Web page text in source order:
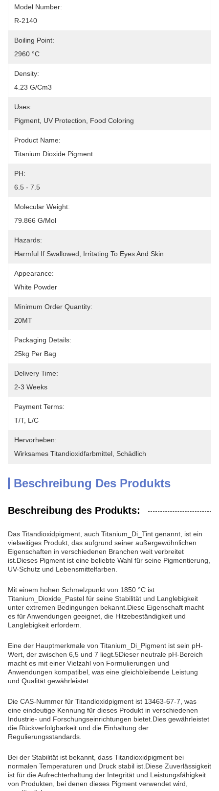
Model Number:
R-2140
Boiling Point:
2960 °C
Density:
4.23 G/cm3
Uses:
Pigment, UV Protection, Food Coloring
Product Name:
Titanium Dioxide Pigment
PH:
6.5 - 7.5
Molecular Weight:
79.866 G/mol
Hazards:
Harmful If Swallowed, Irritating To Eyes And Skin
Appearance:
White Powder
Minimum Order Quantity:
20MT
Packaging Details:
25kg Per Bag
Delivery Time:
2-3 Weeks
Payment Terms:
T/T, L/C
Hervorheben:
Wirksames Titandioxidfarbmittel Schädlich
Beschreibung Des Produkts
Beschreibung des Produkts:
Das Titandioxidpigment, auch Titanium_Di_Tint genannt, ist ein
vielseitiges Produkt, das aufgrund seiner außergewöhnlichen
Eigenschaften in verschiedenen Branchen weit verbreitet
ist.Dieses Pigment ist eine beliebte Wahl für seine Pigmentierung,
UV-Schutz und Lebensmittelfarben.
Mit einem hohen Schmelzpunkt von 1850 °C ist
Titanium_Dioxide_Pastel für seine Stabilität und Langlebigkeit
unter extremen Bedingungen bekannt.Diese Eigenschaft macht
es für Anwendungen geeignet, die Hitzebeständigkeit und
Langlebigkeit erfordern.
Eine der Hauptmerkmale von Titanium_Di_Pigment ist sein pH-
Wert, der zwischen 6,5 und 7 liegt.5Dieser neutrale pH-Bereich
macht es mit einer Vielzahl von Formulierungen und
Anwendungen kompatibel, was eine gleichbleibende Leistung
und Qualität gewährleistet.
Die CAS-Nummer für Titandioxidpigment ist 13463-67-7, was
eine eindeutige Kennung für dieses Produkt in verschiedenen
Industrie- und Forschungseinrichtungen bietet.Dies gewährleistet
die Rückverfolgbarkeit und die Einhaltung der
Regulierungsstandards.
Bei der Stabilität ist bekannt, dass Titandioxidpigment bei
normalen Temperaturen und Druck stabil ist.Diese Zuverlässigkeit
ist für die Aufrechterhaltung der Integrität und Leistungsfähigkeit
von Produkten, bei denen dieses Pigment verwendet wird,